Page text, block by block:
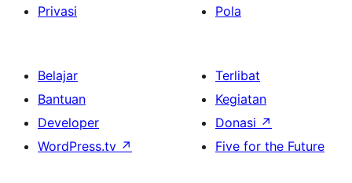
Privasi
Pola
Belajar
Bantuan
Developer
WordPress.tv ↗
Terlibat
Kegiatan
Donasi ↗
Five for the Future